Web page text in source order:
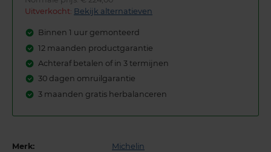
Uitverkocht: Bekijk alternatieven
Binnen 1 uur gemonteerd
12 maanden productgarantie
Achteraf betalen of in 3 termijnen
30 dagen omruilgarantie
3 maanden gratis herbalanceren
Merk: Michelin